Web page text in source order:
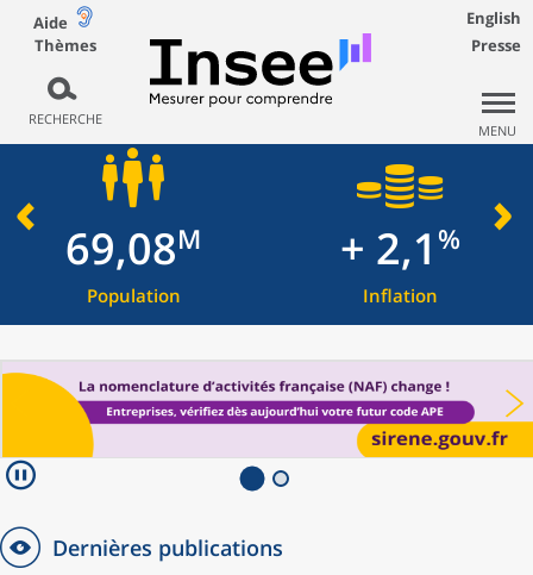
Aide
Thèmes
RECHERCHE
English
Presse
MENU
69,08M
Population
+ 2,1 %
Inflation
Dernières publications